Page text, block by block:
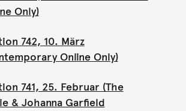
Only)
742, 10. März
Online Only)
741, 25. Februar (The
& Johanna Garfield